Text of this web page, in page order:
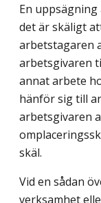
En
det är skäligt
arbetstagaren
arbetsgivaren
annat arbete
hänför sig till
arbetsgivaren
skäl.
Vid en sådan
verksamhet